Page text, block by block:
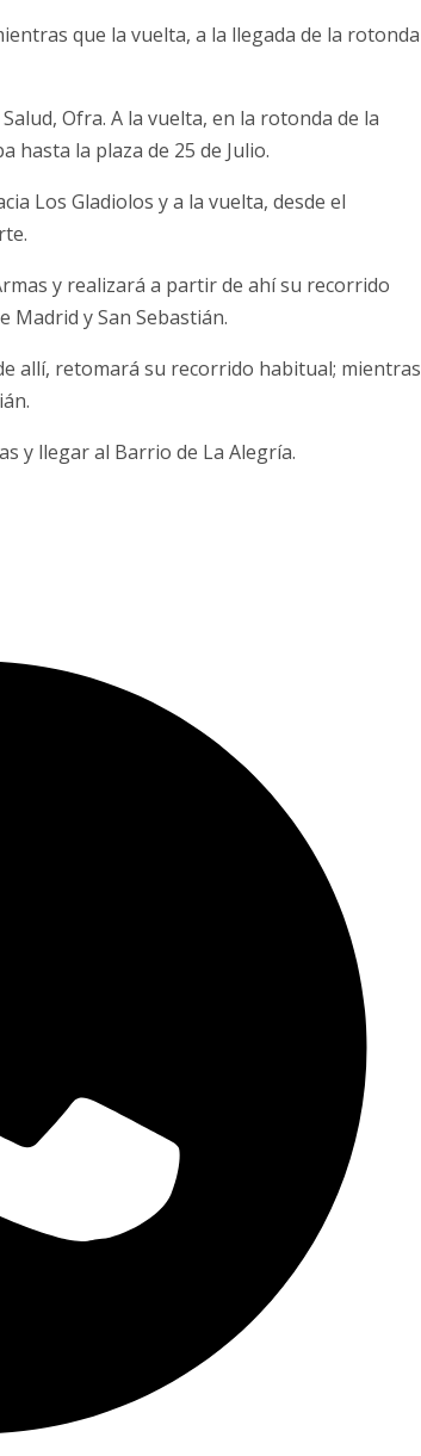
que la vuelta, a la llegada de la rotonda
Ofra. A la vuelta, en la rotonda de la
hasta la plaza de 25 de Julio.
Los Gladiolos y a la vuelta, desde el
y realizará a partir de ahí su recorrido
Madrid y San Sebastián.
allí, retomará su recorrido habitual; mientras
y llegar al Barrio de La Alegría.